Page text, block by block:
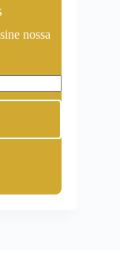
nossa